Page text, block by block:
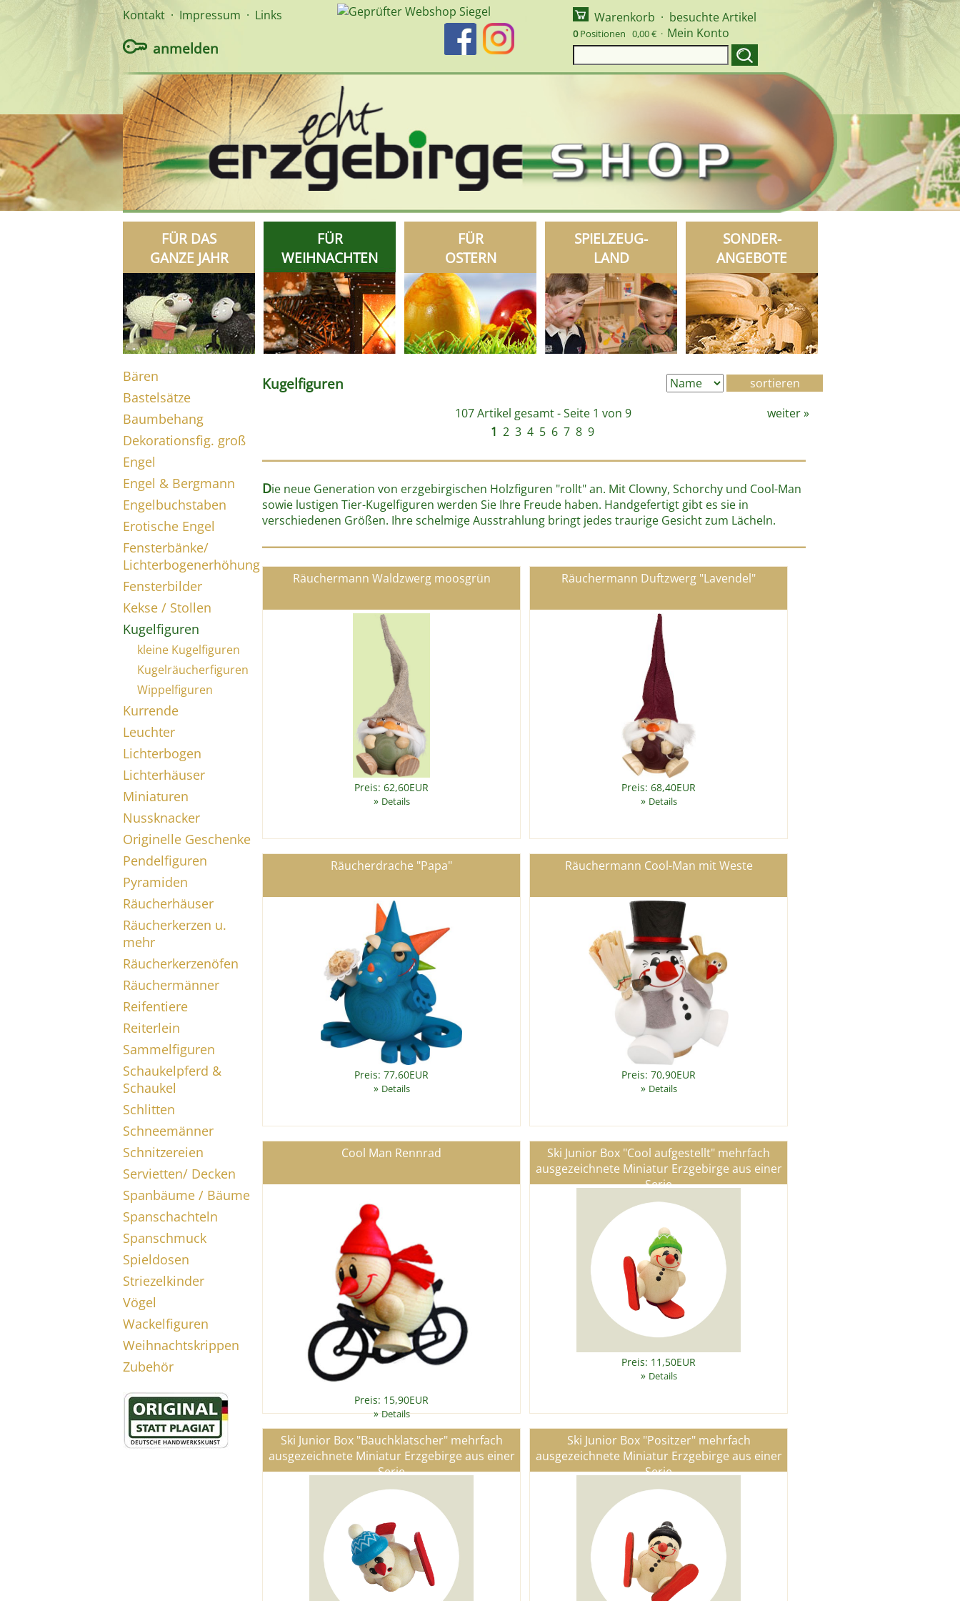
Kontakt · Impressum · Links
anmelden
Warenkorb · besuchte Artikel
0Positionen 0,00 € · Mein Konto
FÜR DAS
GANZE JAHR
FÜR
WEIHNACHTEN
FÜR
OSTERN
SPIELZEUG-
LAND
SONDER-
ANGEBOTE
Bären
Bastelsätze
Baumbehang
Dekorationsfig. groß
Engel
Engel & Bergmann
Engelbuchstaben
Erotische Engel
Fensterbänke/
Lichterbogenerhöhung
Fensterbilder
Kekse / Stollen
Kugelfiguren
kleine Kugelfiguren
Kugelräucherfiguren
Wippelfiguren
Kurrende
Leuchter
Lichterbogen
Lichterhäuser
Miniaturen
Nussknacker
Originelle Geschenke
Pendelfiguren
Pyramiden
Räucherhäuser
Räucherkerzen u.
mehr
Räucherkerzenöfen
Räuchermänner
Reifentiere
Reiterlein
Sammelfiguren
Schaukelpferd &
Schaukel
Schlitten
Schneemänner
Schnitzereien
Servietten/ Decken
Spanbäume / Bäume
Spanschachteln
Spanschmuck
Spieldosen
Striezelkinder
Vögel
Wackelfiguren
Weihnachtskrippen
Zubehör
Kugelfiguren
107 Artikel gesamt - Seite 1 von 9 weiter»
1 2 3 4 5 6 7 8 9
Die neue Generation von erzgebirgischen Holzfiguren "rollt" an. Mit Clowny, Schorchy und Cool-Man
sowie lustigen Tier-Kugelfiguren werden Sie Ihre Freude haben. Handgefertigt gibt es sie in
verschiedenen Größen. Ihre schelmige Ausstrahlung bringt jedes traurige Gesicht zum Lächeln.
Räuchermann Waldzwerg moosgrün
Preis: 62,60EUR
» Details
Räuchermann Duftzwerg "Lavendel"
Preis: 68,40EUR
» Details
Räucherdrache "Papa"
Preis: 77,60EUR
» Details
Räuchermann Cool-Man mit Weste
Preis: 70,90EUR
» Details
Cool Man Rennrad
Preis: 15,90EUR
»Details
Ski Junior Box "Cool aufgestellt" mehrfach
ausgezeichnete Miniatur Erzgebirge aus einer
Serie
Preis: 11,50EUR
» Details
Ski Junior Box "Bauchklatscher" mehrfach
ausgezeichnete Miniatur Erzgebirge aus einer
Serie
Ski Junior Box "Positzer" mehrfach
ausgezeichnete Miniatur Erzgebirge aus einer
Serie